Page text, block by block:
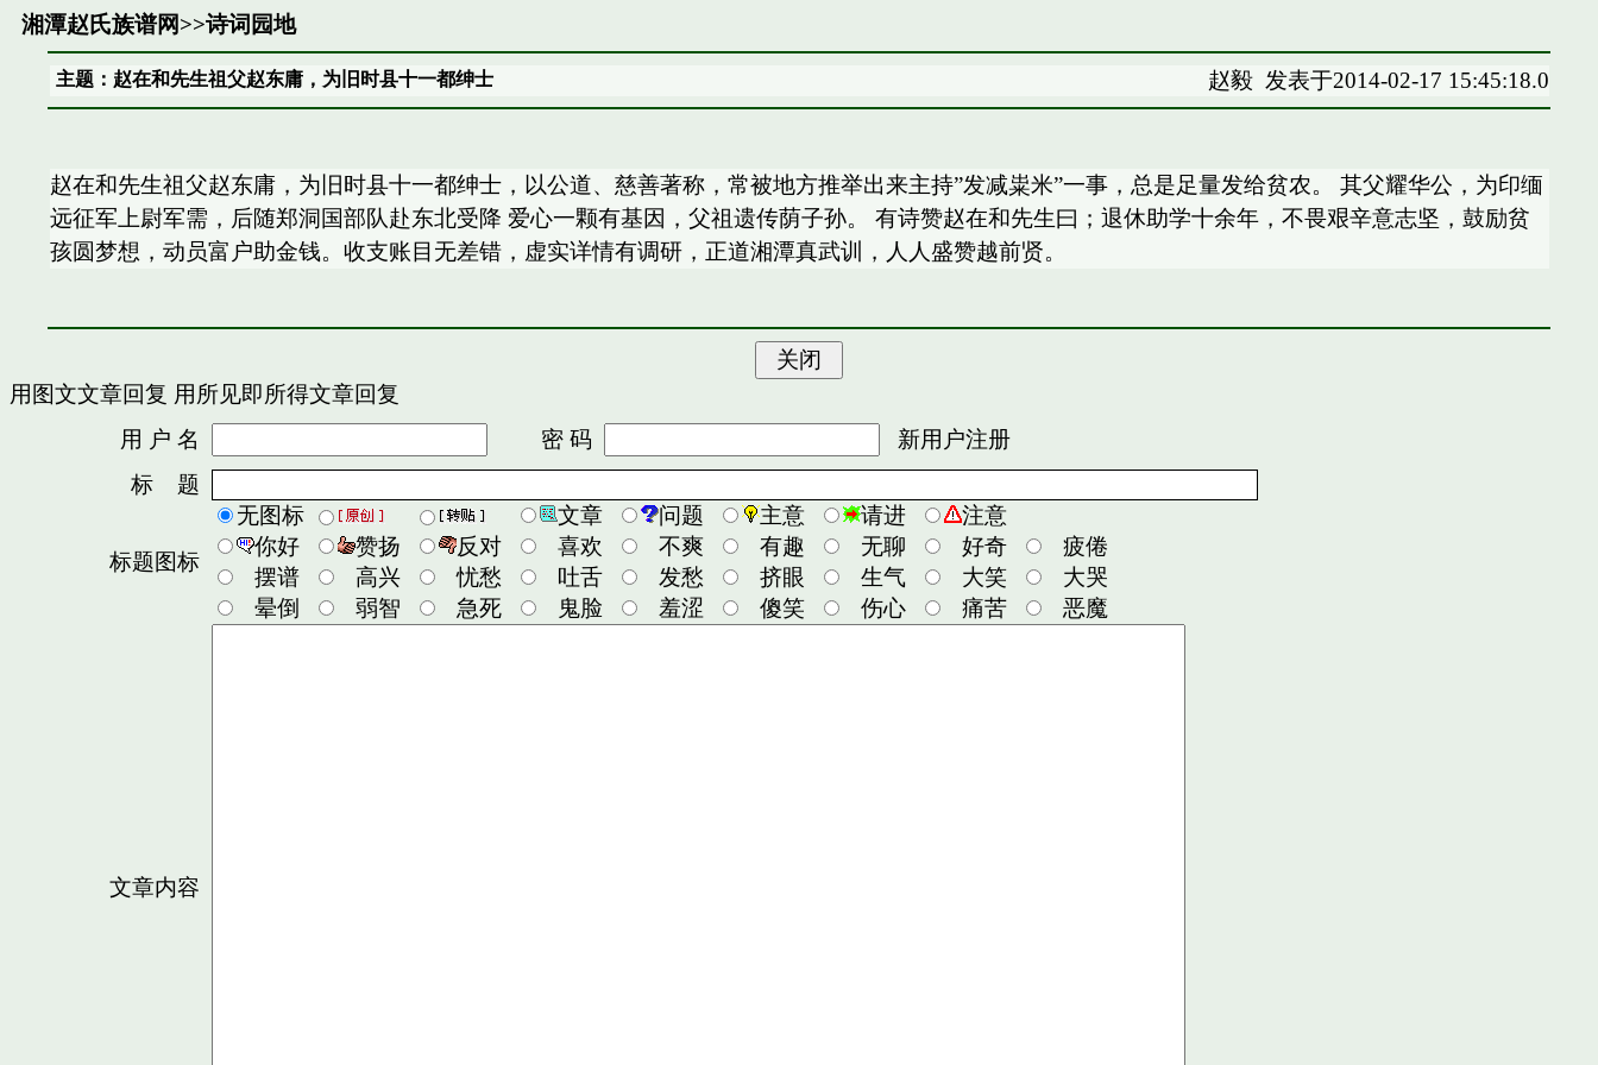
湘潭赵氏族谱网>>诗词园地
主题：赵在和先生祖父赵东庸，为旧时县十一都绅士 赵毅发表于2014-02-17 15:45:18.0
赵在和先生祖父赵东庸，为旧时县十一都绅士，以公道、慈善著称，常被地方推举出来主持”发减粜米”一事，总是足量发给贫农。 其父耀华公，为印缅
远征军上尉军需，后随郑洞国部队赴东北受降 爱心一颗有基因，父祖遗传荫子孙。 有诗赞赵在和先生曰；退休助学十余年，不畏艰辛意志坚，鼓励贫
孩圆梦想，动员富户助金钱。收支账目无差错，虚实详情有调研，正道湘潭真武训，人人盛赞越前贤。
用图文文章回复 用所见即所得文章回复
用 户 名
密 码
新用户注册
标 题
标题图标
无图标 文章 问题 主意 请进
注意
你好
赞扬 反对 喜欢 不爽 有趣 无聊 好奇
疲倦
摆谱
高兴 忧愁 吐舌 发愁 挤眼 生气 大笑
大哭
晕倒
弱智 急死 鬼脸 羞涩 傻笑 伤心 痛苦 恶魔
文章内容